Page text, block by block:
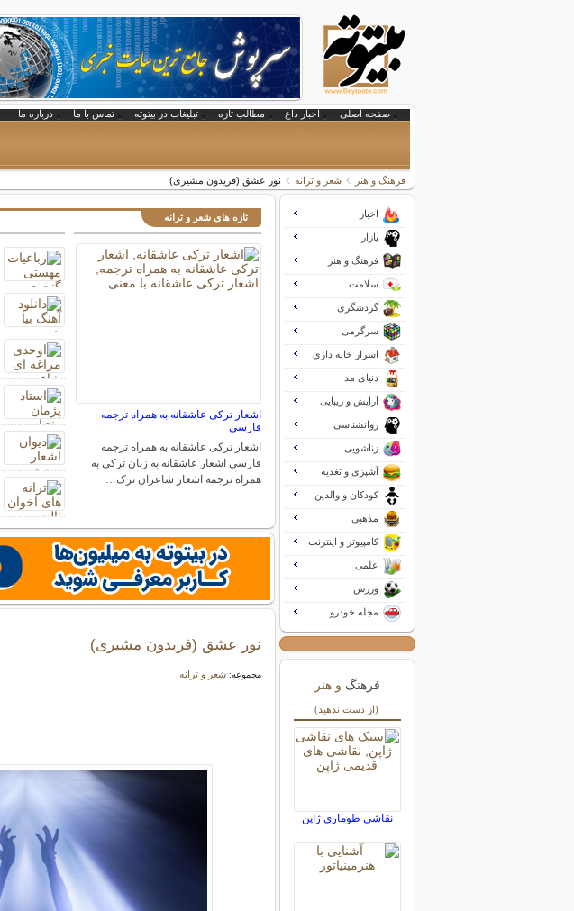
صفحه اصلی اخبار داغ مطالب تازه تبلیغات در بیتوته تماس با ما درباره ما
فرهنگ و هنر شعر و ترانه نور عشق (فریدون مشیری)
تازه های شعر و ترانه
اشعار ترکی عاشقانه به همراه ترجمه
فارسی
اشعار ترکی عاشقانه به همراه ترجمه
فارسی اشعار عاشقانه به زبان ترکی به
همراه ترجمه اشعار شاعران ترک…
نور عشق (فریدون مشیری)
مجموعه:شعر و ترانه
اخبار
بازار
فرهنگ و هنر
سلامت
گردشگری
سرگرمی
اسرار خانه داری
دنیای مد
آرایش و زیبایی
روانشناسی
زناشویی
آشپزی و تغذیه
کودکان و والدین
مذهبی
کامپیوتر و اینترنت
علمی
ورزش
مجله خودرو
فرهنگ و هنر
(از دست ندهید)
نقاشی طوماری ژاپن